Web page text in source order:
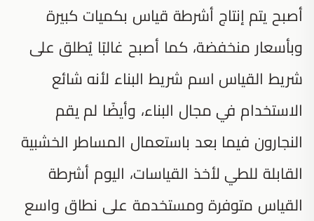
أصبح يتم إنتاج أشرطة قياس بكميات كبيرة
وبأسعار منخفضة، كما أصبح غالبًا يُطلق على
شريط القياس اسم شريط البناء لأنه شائع
الاستخدام في مجال البناء، وأيضًا لم يقم
النجارون فيما بعد باستعمال المساطر الخشبية
القابلة للطي لأخذ القياسات، اليوم أشرطة
القياس متوفرة ومستخدمة على نطاق واسع